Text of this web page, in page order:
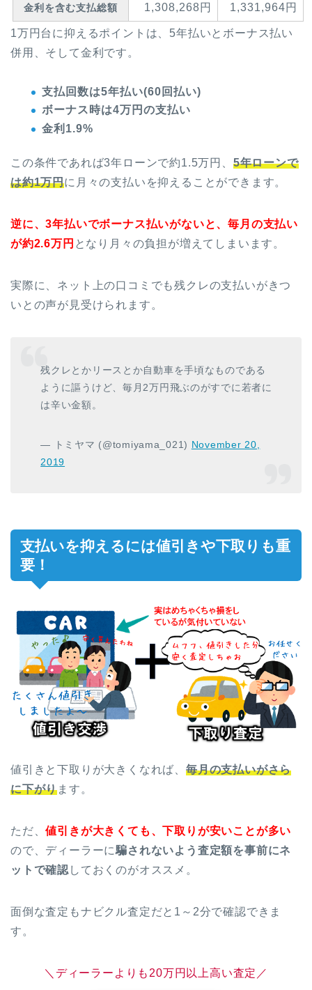
金利を含む支払総額 1,308,268円 1,331,964円
1万円台に抑えるポイントは、5年払いとボーナス払い
併用、そして金利です。
支払回数は5年払い(60回払い)
ボーナス時は4万円の支払い
金利1.9%
この条件であれば3年ローンで約1.5万円、 5年ローンで
は約1万円に月々の支払いを抑えることができます。
逆に、3年払いでボーナス払いがないと、毎月の支払い
が約2.6万円 となり月々の負担が増えてしまいます。
実際に、ネット上の口コミでも残クレの支払いがきつ
いとの声が見受けられます。
残クレとかリースとか自動車を手頃なものである
ように謳うけど、毎月2万円飛ぶのがすでに若者に
は辛い金額。
— トミヤマ (@tomiyama_021) November 20,
2019
支払いを抑えるには値引きや下取りも重
要！
値引きと下取りが大きくなれば、 毎月の支払いがさら
に下がります。
ただ、値引きが大きくても、下取りが安いことが多い
ので、ディーラーに騙されないよう査定額を事前にネ
ットで確認 しておくのがオススメ。
面倒な査定もナビクル査定だと1～2分で確認できま
す。
＼ディーラーよりも20万円以上高い査定／